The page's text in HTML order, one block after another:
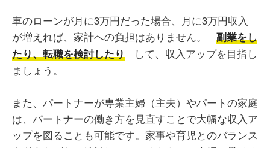
車のローンが月に3万円だった場合、月に3万円収入
が増えれば、家計への負担はありません。
副業をし
たり、転職を検討したり
して、収入アップを目指し
ましょう。
また、パートナーが専業主婦（主夫）やパートの家庭
は、パートナーの働き方を見直すことで大幅な収入ア
ップを図ることも可能です。家事や育児とのバランス